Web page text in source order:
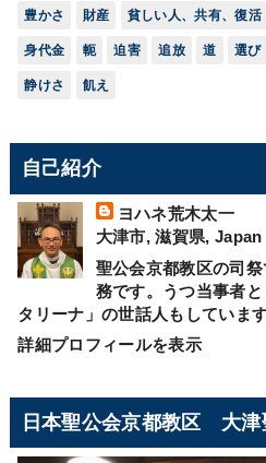
豊かさ 財産 貧しい人、共有、復活
身代金 軛 迫害 追放 道 選び
静けさ 飢え
自己紹介
ヨハネ荒木太一
大津市, 滋賀県, Japan
聖公会京都教区の司
務です。うつ当事者
タリーナ」の世話人もしていま
詳細プロフィールを表示
日本聖公会京都教区 大津